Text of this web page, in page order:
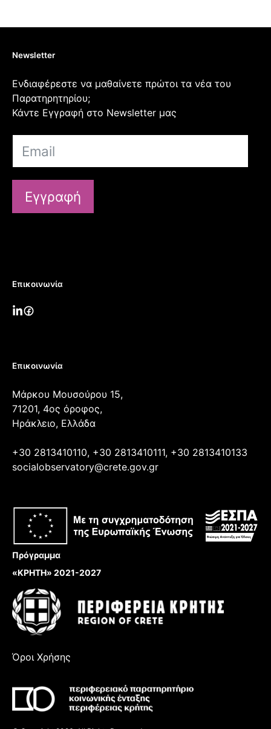
Newsletter
Ενδιαφέρεστε να μαθαίνετε πρώτοι τα νέα του
Παρατηρητηρίου;
Κάντε Εγγραφή στο Newsletter μας
Εγγραφή
Επικοινωνία
Επικοινωνία
Μάρκου Μουσούρου 15,
71201, 4ος όροφος,
Ηράκλειο, Ελλάδα
+30 2813410110, +30 2813410111, +30 2813410133
socialobservatory@crete.gov.gr
Πρόγραμμα
«ΚΡΗΤΗ» 2021-2027
Όροι Χρήσης